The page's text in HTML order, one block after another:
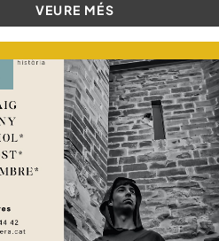
VEURE MÉS